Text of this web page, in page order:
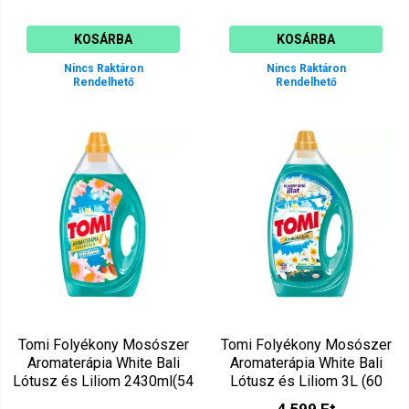
KOSÁRBA
Nincs Raktáron
Rendelhető
KOSÁRBA
Nincs Raktáron
Rendelhető
Tomi Folyékony Mosószer
Aromaterápia White Bali
Lótusz és Liliom 2430ml(54
Tomi Folyékony Mosószer
Aromaterápia White Bali
Lótusz és Liliom 3L (60